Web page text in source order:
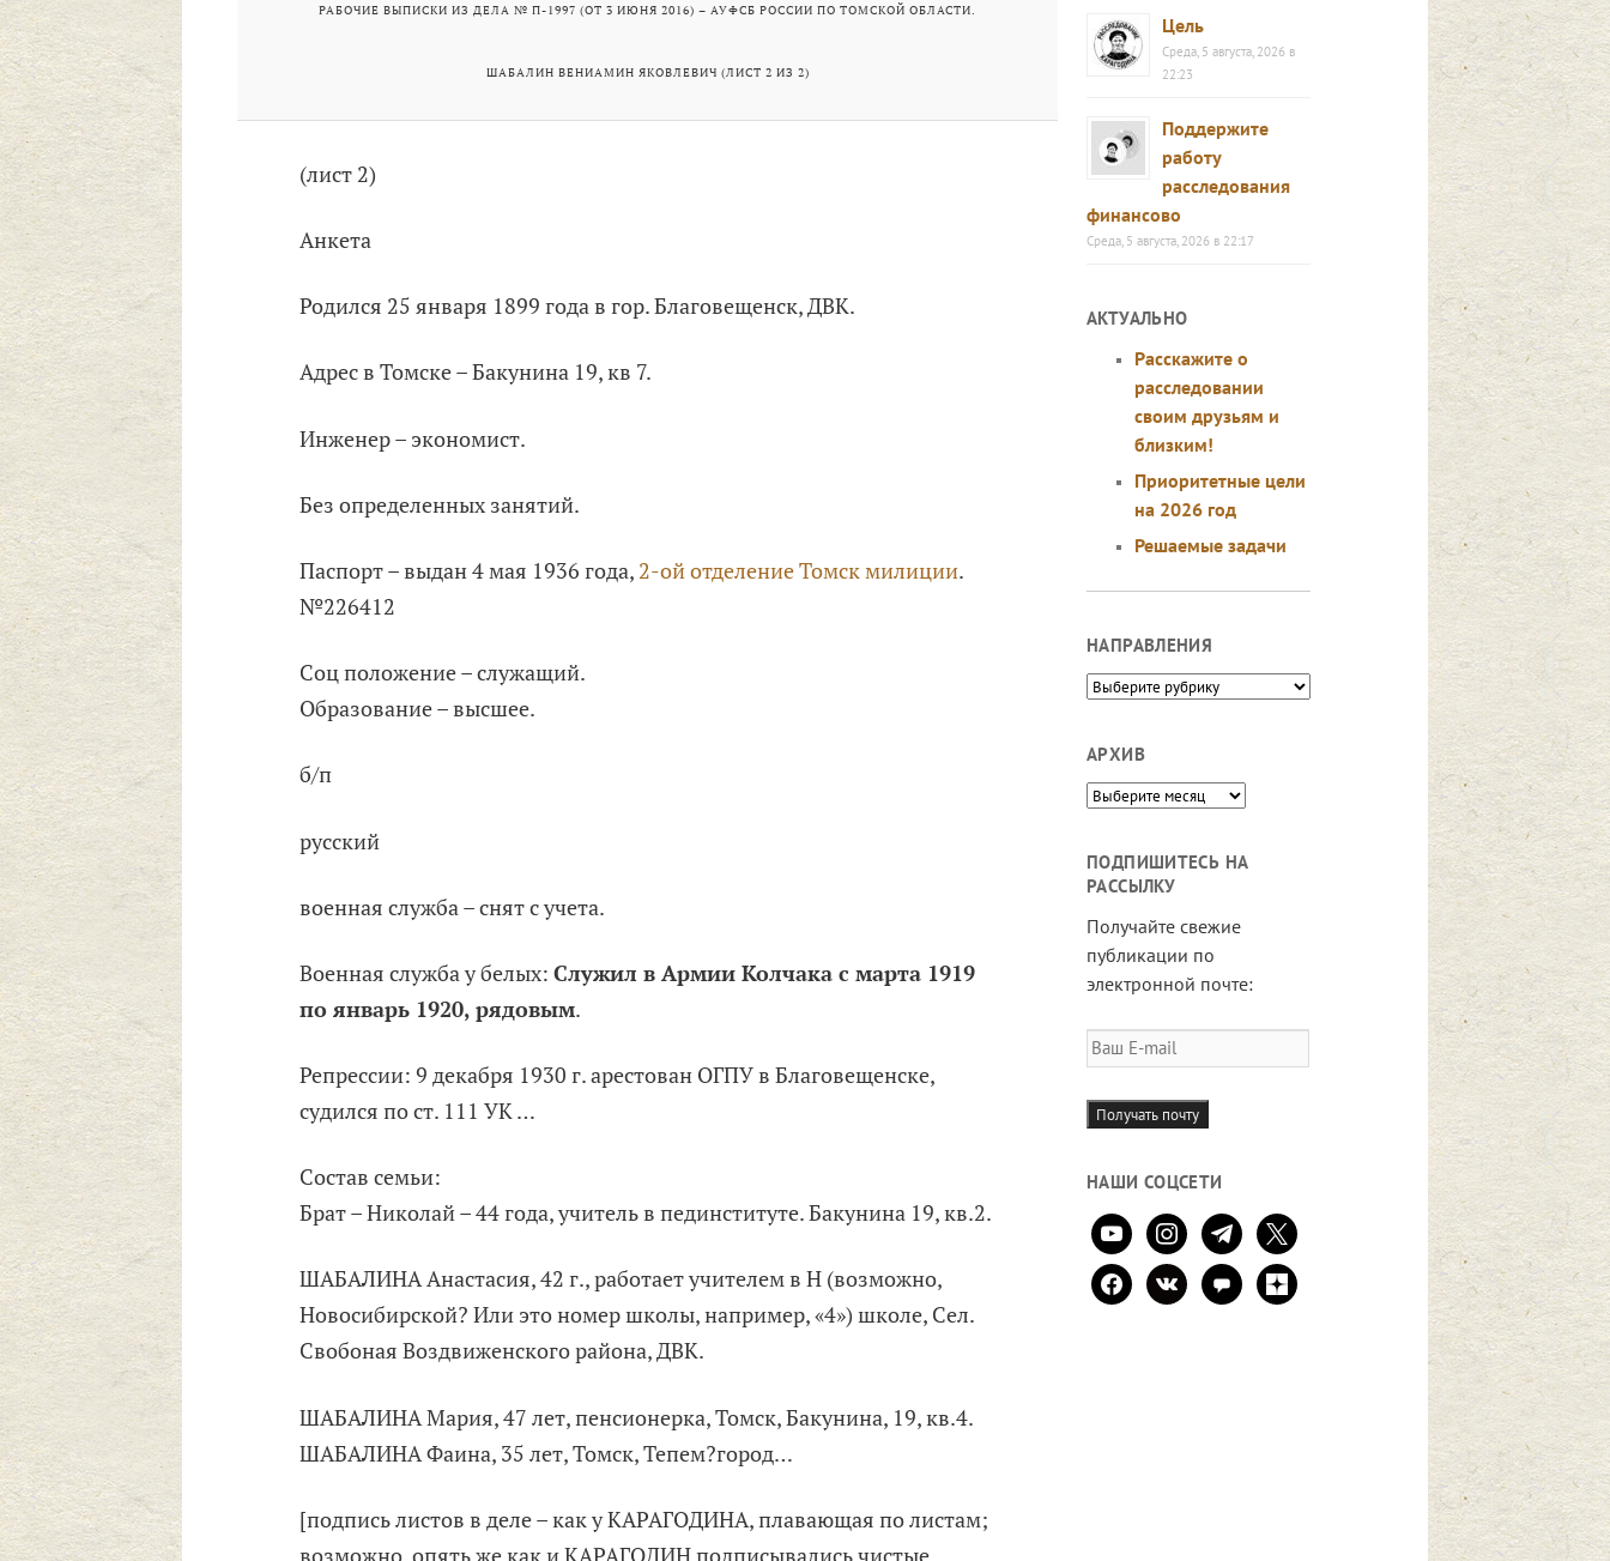
РАБОЧИЕ ВЫПИСКИ ИЗ ДЕЛА № П-1997 (ОТ 3 ИЮНЯ 2016) – АУФСБ РОССИИ ПО ТОМСКОЙ ОБЛАСТИ.
ШАБАЛИН ВЕНИАМИН ЯКОВЛЕВИЧ (ЛИСТ 2 ИЗ 2)
(лист 2)
Анкета
Родился 25 января 1899 года в гор. Благовещенск, ДВК.
Адрес в Томске – Бакунина 19, кв 7.
Инженер – экономист.
Без определенных занятий.
Паспорт – выдан 4 мая 1936 года, 2-ой отделение Томск милиции.
№226412
Соц положение – служащий.
Образование – высшее.
б/п
русский
военная служба – снят с учета.
Военная служба у белых: Служил в Армии Колчака с марта 1919
по январь 1920, рядовым.
Репрессии: 9 декабря 1930 г. арестован ОГПУ в Благовещенске,
судился по ст. 111 УК …
Состав семьи:
Брат – Николай – 44 года, учитель в пединституте. Бакунина 19, кв.2.
ШАБАЛИНА Анастасия, 42 г., работает учителем в Н (возможно,
Новосибирской? Или это номер школы, например, «4») школе, Сел.
Свобоная Воздвиженского района, ДВК.
ШАБАЛИНА Мария, 47 лет, пенсионерка, Томск, Бакунина, 19, кв.4.
ШАБАЛИНА Фаина, 35 лет, Томск, Тепем?город…
[подпись листов в деле – как у КАРАГОДИНА, плавающая по листам;
возможно, опять же как и КАРАГОДИН подписывались чистые
Цель
Среда, 5 августа, 2026 в
22:23
Поддержите
работу
расследования
финансово
Среда, 5 августа, 2026 в 22:17
АКТУАЛЬНО
Расскажите о
расследовании
своим друзьям и
близким!
Приоритетные цели
на 2026 год
Решаемые задачи
НАПРАВЛЕНИЯ
Направления
АРХИВ
Архив
ПОДПИШИТЕСЬ НА
РАССЫЛКУ
Получайте свежие
публикации по
электронной почте:
Ваш
E-
mail
Получать почту
НАШИ СОЦСЕТИ
youtubeinstagramtelegram
x
facebookvkontaktecomment
zen-
yandex